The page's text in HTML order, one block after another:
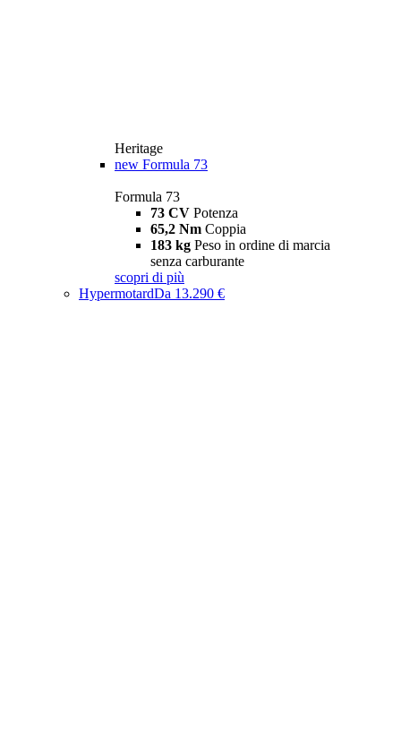
Heritage
new Formula 73
Formula 73
73 CV Potenza
65,2 Nm Coppia
183 kg Peso in ordine di marcia
senza carburante
scopri di più
HypermotardDa 13.290 €